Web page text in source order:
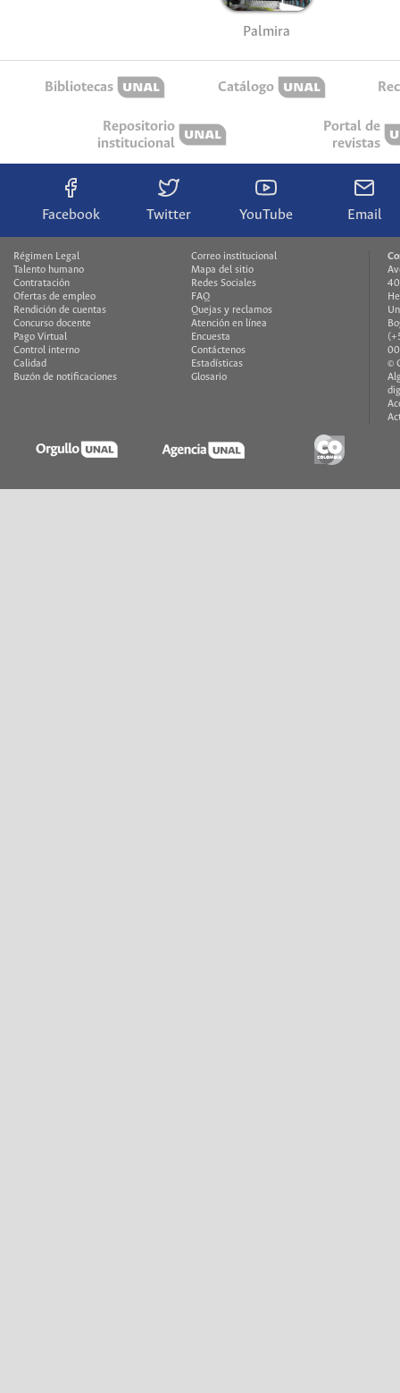
Palmira
Bibliotecas Catálogo
Repositorio
institucional
Portal de
revistas
Facebook Twitter YouTube Email
Régimen Legal
Talento humano
Contratación
Ofertas de empleo
Rendición de cuentas
Concurso docente
Pago Virtual
Control interno
Calidad
Buzón de notificaciones
Correo institucional
Mapa del sitio
Redes Sociales
FAQ
Quejas y reclamos
Atención en línea
Encuesta
Contáctenos
Estadísticas
Glosario
©